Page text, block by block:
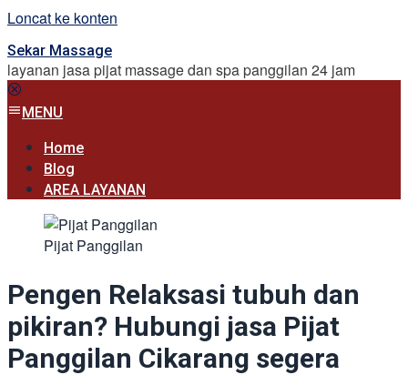
Loncat ke konten
Sekar Massage
layanan jasa pijat massage dan spa panggilan 24 jam
MENU
Home
Blog
AREA LAYANAN
Pijat Panggilan
Pengen Relaksasi tubuh dan
pikiran? Hubungi jasa Pijat
Panggilan Cikarang segera